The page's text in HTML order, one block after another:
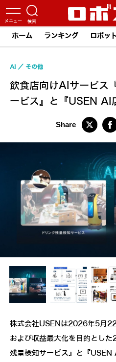
ホーム ランキング ロボッ
飲食店向けAIサービス
ービス』と『USEN AI
AI その他
株式会社USENは2026年5月
および収益最大化を目的とし
残量検知サービス』と『USEN